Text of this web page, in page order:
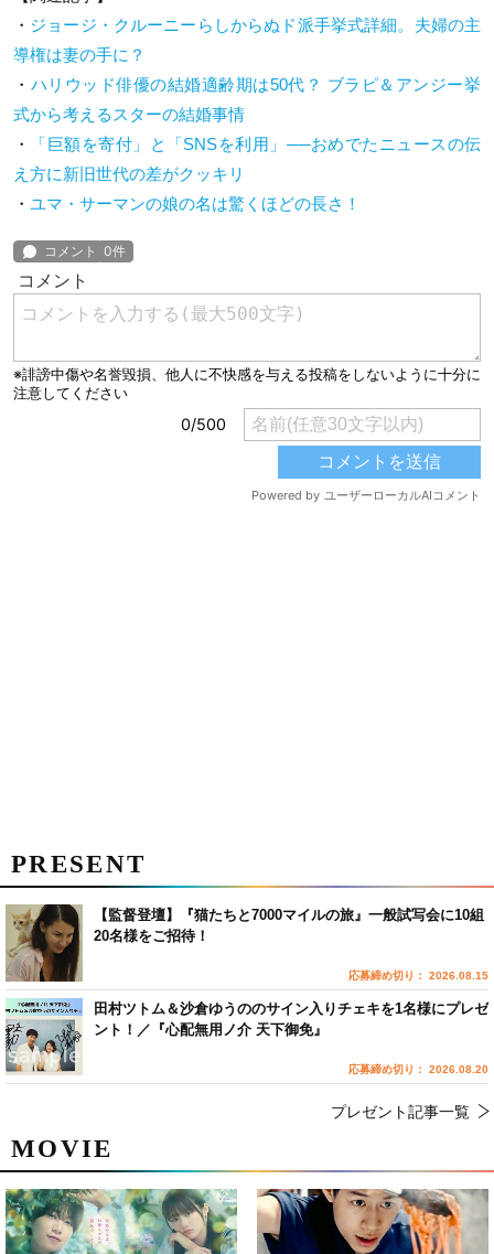
・ ジョージ・クルーニーらしからぬド派手挙式詳細。夫婦の主
導権は妻の手に？
・ ハリウッド俳優の結婚適齢期は50代？ ブラピ＆アンジー挙
式から考えるスターの結婚事情
・
「巨額を寄付」と「SNSを利用」──おめでたニュースの伝
え方に新旧世代の差がクッキリ
・ ユマ・サーマンの娘の名は驚くほどの長さ！
MOVIE
PRESENT
【監督登壇】『猫たちと7000マイルの旅』一般試写会に10組
20名様をご招待！
応募締め切り： 2026.08.15
田村ツトム＆沙倉ゆうののサイン入りチェキを1名様にプレゼ
ント！／『心配無用ノ介 天下御免』
応募締め切り： 2026.08.20
プレゼント記事一覧